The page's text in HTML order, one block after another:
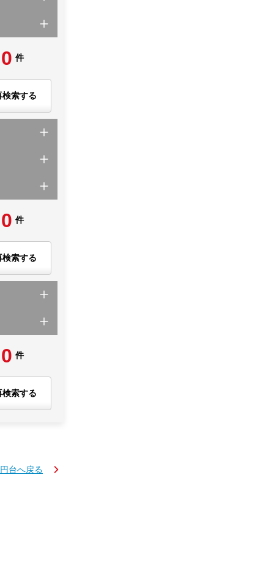
0 件
検索する
0 件
検索する
0 件
検索する
台へ戻る